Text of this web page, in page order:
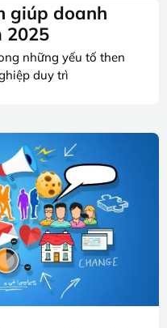
giúp doanh
2025
những yếu tố then
duy trì